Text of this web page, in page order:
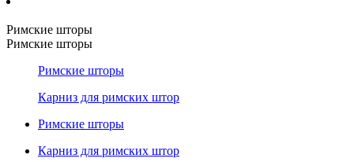
Римские шторы
Римские шторы
Римские шторы
Карниз для римских штор
Римские шторы
Карниз для римских штор